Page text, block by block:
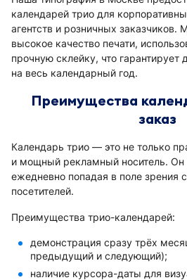
календарей трио для
агентств и розничных заказчиков.
высокое качество печати,
прочную склейку, что гарантирует
на весь календарный год.
Преимущества
заказ
Календарь трио — это не только
и мощный рекламный носитель. Он
ежедневно попадая в поле зрения
посетителей.
Преимущества трио-календарей:
демонстрация сразу трёх
предыдущий и следующий);
наличие курсора-даты для